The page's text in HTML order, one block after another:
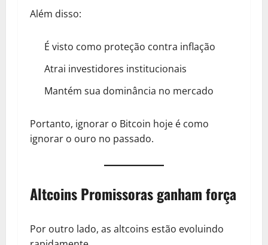
Além disso:
É visto como proteção contra inflação
Atrai investidores institucionais
Mantém sua dominância no mercado
Portanto, ignorar o Bitcoin hoje é como
ignorar o ouro no passado.
Altcoins Promissoras ganham força
Por outro lado, as altcoins estão evoluindo